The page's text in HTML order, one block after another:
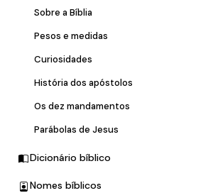
Sobre a Bíblia
Pesos e medidas
Curiosidades
História dos apóstolos
Os dez mandamentos
Parábolas de Jesus
Dicionário bíblico
Nomes bíblicos